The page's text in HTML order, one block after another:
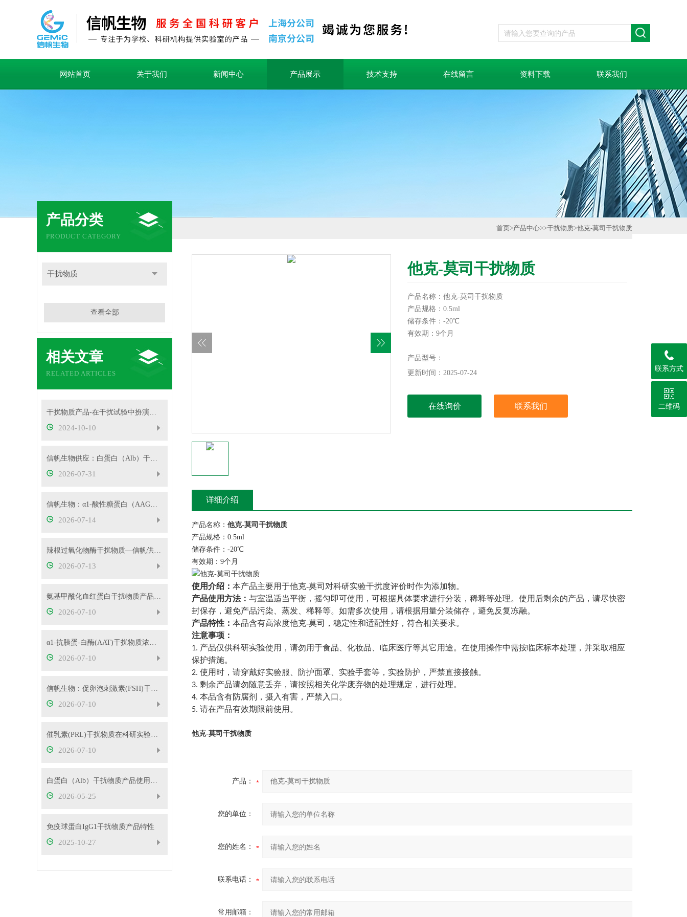
网站首页 关于我们 新闻中心 产品展示 技术支持 在线留言 资料下载 联系我们
产品分类
PRODUCT CATEGORY
干扰物质
查看全部
相关文章
RELATED ARTICLES
干扰物质产品-在干扰试验中扮演着重要角色
2024-10-10
信帆生物供应：白蛋白（Alb）干扰物质
2026-07-31
信帆生物：α1-酸性糖蛋白（AAG）干扰物质使用说明
2026-07-14
辣根过氧化物酶干扰物质—信帆供应多种浓度
2026-07-13
氨基甲酰化血红蛋白干扰物质产品使用方法
2026-07-10
α1-抗胰蛋-白酶(AAT)干扰物质浓度可根据客户要求定制
2026-07-10
信帆生物：促卵泡刺激素(FSH)干扰物质使用方法
2026-07-10
催乳素(PRL)干扰物质在科研实验中的应用——南京信帆技术有限公司产品概述
2026-07-10
白蛋白（Alb）干扰物质产品使用方法
2026-05-25
免疫球蛋白IgG1干扰物质产品特性
2025-10-27
首页>产品中心>>干扰物质>他克-莫司干扰物质
他克-莫司干扰物质
产品名称：他克-莫司干扰物质
产品规格：0.5ml
储存条件：-20℃
有效期：9个月
为您服务！
本产品仅供科研实验用，不做其它用途！
产品型号：
更新时间：2025-07-24
在线询价 联系我们
详细介绍
产品名称： 他克-莫司干扰物质
产品规格：0.5ml
储存条件：-20℃
有效期：9个月
使用介绍： 本产品主要用于他克-莫司 对科研实验干扰度评价时作为添加物。
产品使用方法： 与室温适当平衡，摇匀即可使用，可根据具体要求进行分装，稀释等处理。使用后剩余的产品，请尽快密
封保存，避免产品污染、蒸发、稀释等。如需多次使用，请根据用量分装储存，避免反复冻融。
产品特性： 本品含有高浓度他克-莫司
，稳定性和适配性好，符合相关要求。
注意事项：
1. 产品仅供科研实验使用，请勿用于食品、化妆品、临床医疗等其它用途。在使用操作中需按临床标本处理，并采取相应
保护措施。
2. 使用时，请穿戴好实验服、防护面罩、实验手套等，实验防护，严禁直接接触。
3. 剩余产品请勿随意丢弃，请按照相关化学废弃物的处理规定，进行处理。
4. 本品含有防腐剂，摄入有害，严禁入口。
5. 请在产品有效期限前使用。
他克-莫司干扰物质
产品：
您的单位：
您的姓名：
联系电话：
常用邮箱：
联系方式
二维码